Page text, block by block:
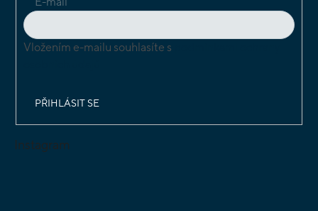
Vložením e-mailu souhlasíte s
PŘIHLÁSIT SE
Instagram